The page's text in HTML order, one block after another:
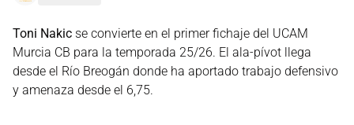
Toni Nakic se convierte en el primer fichaje del UCAM
Murcia CB para la temporada 25/26. El ala-pívot llega
desde el Río Breogán donde ha aportado trabajo defensivo
y amenaza desde el 6,75.